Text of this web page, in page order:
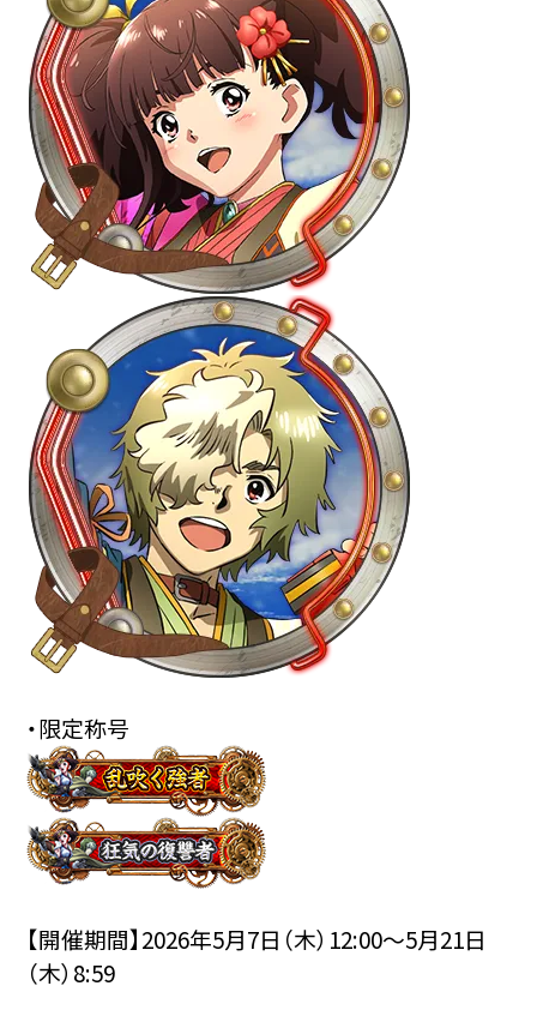
・限定称号
【開催期間】2026年5月7日（木）12:00～5月21日
（木）8:59